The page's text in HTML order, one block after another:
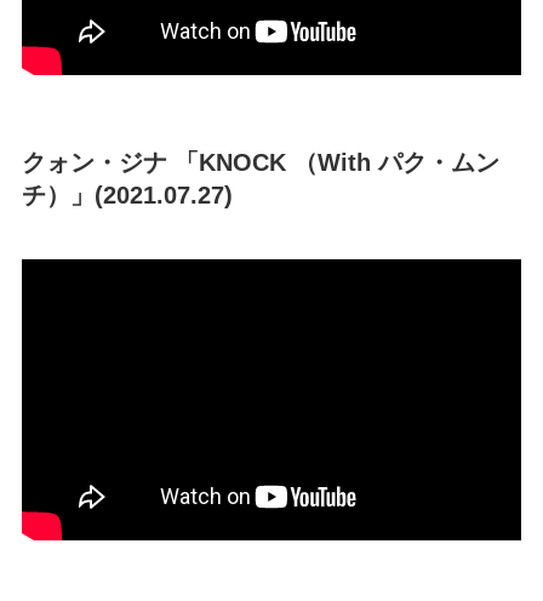
クォン・ジナ 「KNOCK （With パク・ムン
チ）」(2021.07.27)